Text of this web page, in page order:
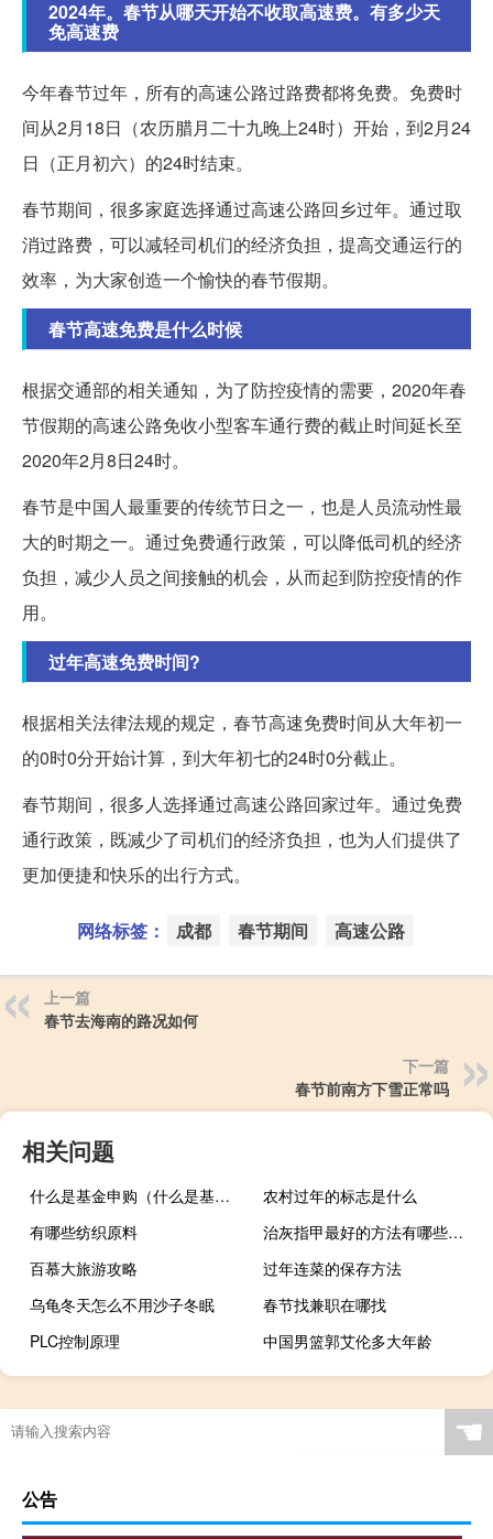
2024年。春节从哪天开始不收取高速费。有多少天
免高速费
今年春节过年，所有的高速公路过路费都将免费。免费时
间从2月18日（农历腊月二十九晚上24时）开始，到2月24
日（正月初六）的24时结束。
春节期间，很多家庭选择通过高速公路回乡过年。通过取
消过路费，可以减轻司机们的经济负担，提高交通运行的
效率，为大家创造一个愉快的春节假期。
春节高速免费是什么时候
根据交通部的相关通知，为了防控疫情的需要，2020年春
节假期的高速公路免收小型客车通行费的截止时间延长至
2020年2月8日24时。
春节是中国人最重要的传统节日之一，也是人员流动性最
大的时期之一。通过免费通行政策，可以降低司机的经济
负担，减少人员之间接触的机会，从而起到防控疫情的作
用。
过年高速免费时间?
根据相关法律法规的规定，春节高速免费时间从大年初一
的0时0分开始计算，到大年初七的24时0分截止。
春节期间，很多人选择通过高速公路回家过年。通过免费
通行政策，既减少了司机们的经济负担，也为人们提供了
更加便捷和快乐的出行方式。
网络标签： 成都 春节期间 高速公路
上一篇
春节去海南的路况如何
下一篇
春节前南方下雪正常吗
相关问题
什么是基金申购（什么是基金增长率）
农村过年的标志是什么
有哪些纺织原料
治灰指甲最好的方法有哪些（治灰指甲最好的方法）
百慕大旅游攻略
过年连菜的保存方法
乌龟冬天怎么不用沙子冬眠
春节找兼职在哪找
PLC控制原理
中国男篮郭艾伦多大年龄
☚
公告